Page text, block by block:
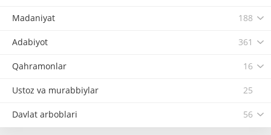
Madaniyat 188
Adabiyot 361
Qahramonlar 16
Ustoz va murabbiylar 25
Davlat arboblari 56